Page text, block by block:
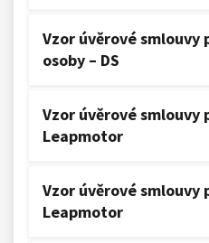
Vzor úvěrové smlouvy
osoby – DS
Vzor úvěrové
Leapmotor
Vzor úvěrové
Leapmotor